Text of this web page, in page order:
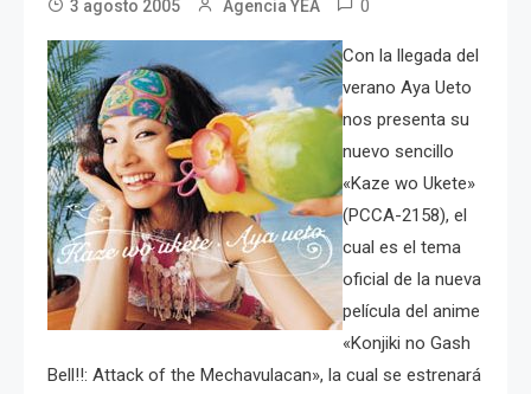
3 agosto 2005 Agencia YEA 0
Con la llegada del
verano Aya Ueto
nos presenta su
nuevo sencillo
«Kaze wo Ukete»
(PCCA-2158), el
cual es el tema
oficial de la nueva
película del anime
«Konjiki no Gash
Bell!!: Attack of the Mechavulacan», la cual se estrenará